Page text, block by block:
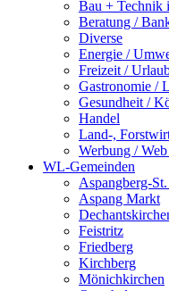
Bau + Technik
Beratung /
Diverse
Energie /
Freizeit /
Gastronomie /
Gesundheit /
Handel
Land-,
Werbung /
WL-Gemeinden
Aspangberg-
Aspang Markt
Feistritz
Friedberg
Kirchberg
Mönichkirchen